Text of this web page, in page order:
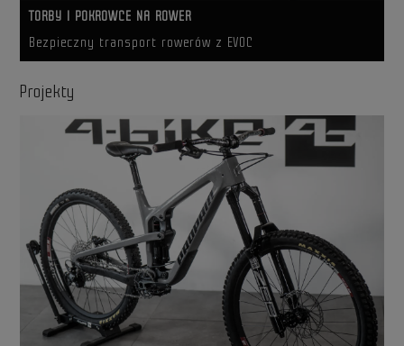
TORBY I POKROWCE NA ROWER
Bezpieczny transport rowerów z EVOC
Projekty